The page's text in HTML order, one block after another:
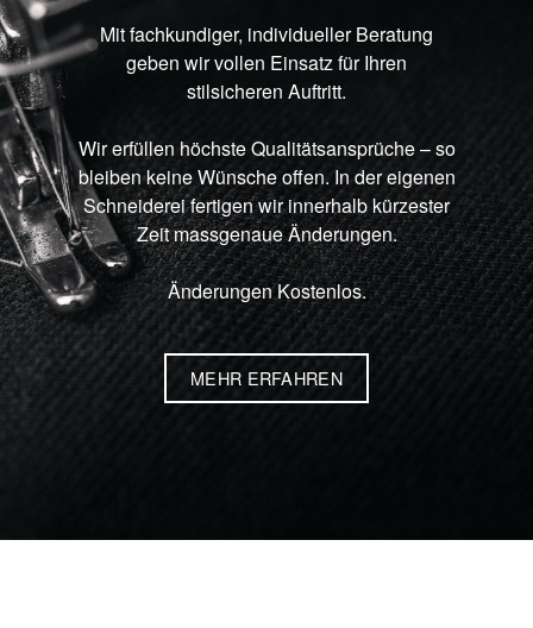
Mit fachkundiger, individueller Beratung
geben wir vollen Einsatz für Ihren
stilsicheren Auftritt.
Wir erfüllen höchste Qualitätsansprüche – so
bleiben keine Wünsche offen. In der eigenen
Schneiderei fertigen wir innerhalb kürzester
Zeit massgenaue Änderungen.
Änderungen Kostenlos.
MEHR ERFAHREN